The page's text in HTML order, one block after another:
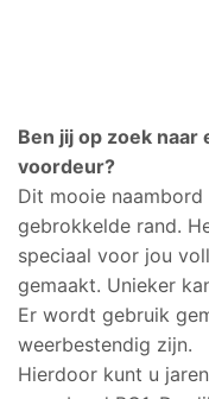
Ben jij op zoek naar
voordeur?
Dit mooie naambord
gebrokkelde rand.
speciaal voor jou
gemaakt. Unieker
Er wordt gebruik
weerbestendig zijn.
Hierdoor kunt u